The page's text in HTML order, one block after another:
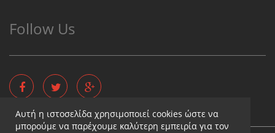
Follow Us
Αυτή η ιστοσελίδα χρησιμοποιεί cookies ώστε να
μπορούμε να παρέχουμε καλύτερη εμπειρία για τον